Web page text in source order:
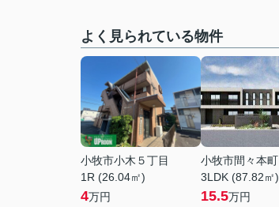
よく見られている物件
小牧市小木５丁目
1R (26.04㎡)
4万円
小牧市間々本町
3LDK (87.82㎡)
15.5万円